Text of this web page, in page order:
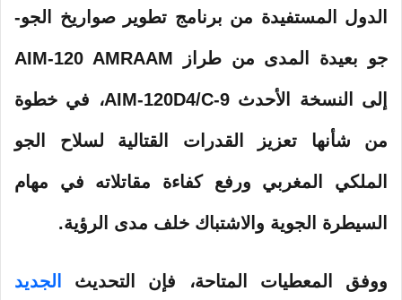
ن
ا
الدول المستفيدة من برنامج تطوير صواريخ الجو-
جو بعيدة المدى من طراز AIM-120 AMRAAM
إلى النسخة الأحدث AIM-120D4/C-9، في خطوة
من شأنها تعزيز القدرات القتالية لسلاح الجو
الملكي المغربي ورفع كفاءة مقاتلاته في مهام
السيطرة الجوية والاشتباك خلف مدى الرؤية.
ووفق المعطيات المتاحة، فإن التحديث
الجديد